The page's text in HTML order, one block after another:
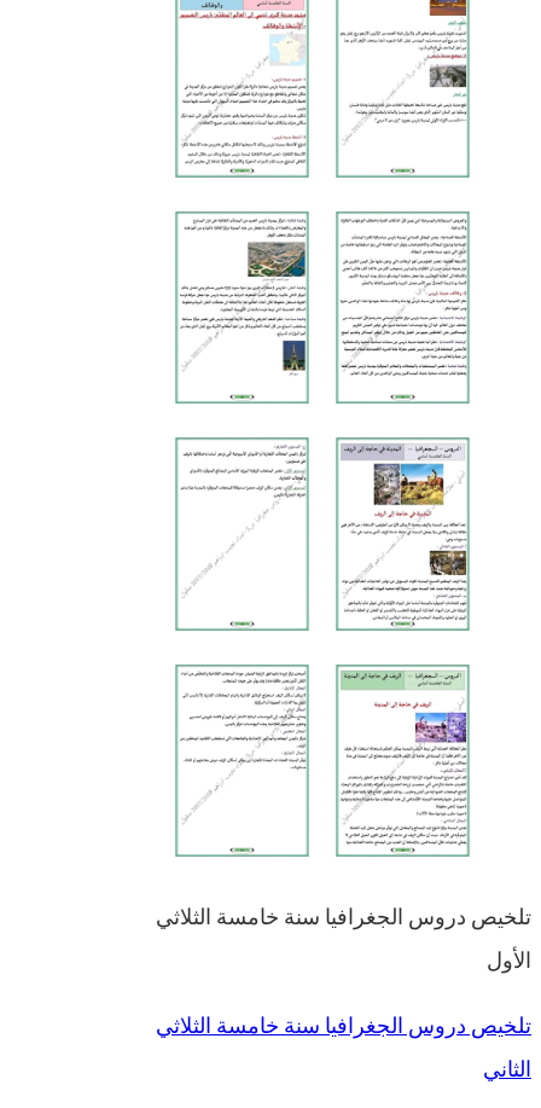
تلخيص دروس الجغرافيا سنة خامسة الثلاثي
الأول
تلخيص دروس الجغرافيا سنة خامسة الثلاثي
الثاني